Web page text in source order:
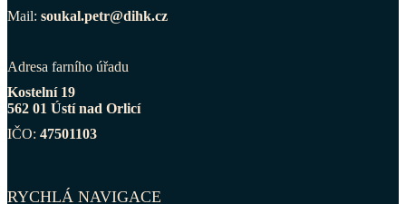
Mail: soukal.petr@dihk.cz
Adresa farního úřadu
Kostelní 19
562 01 Ústí nad Orlicí
IČO: 47501103
RYCHLÁ NAVIGACE